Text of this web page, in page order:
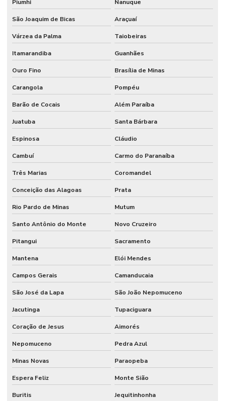
Piumhi Nanuque
São Joaquim de Bicas Araçuaí
Várzea da Palma Taiobeiras
Itamarandiba Guanhães
Ouro Fino Brasília de Minas
Carangola Pompéu
Barão de Cocais Além Paraíba
Juatuba Santa Bárbara
Espinosa Cláudio
Cambuí Carmo do Paranaíba
Três Marias Coromandel
Conceição das Alagoas Prata
Rio Pardo de Minas Mutum
Santo Antônio do Monte Novo Cruzeiro
Pitangui Sacramento
Mantena Elói Mendes
Campos Gerais Camanducaia
São José da Lapa São João Nepomuceno
Jacutinga Tupaciguara
Coração de Jesus Aimorés
Nepomuceno Pedra Azul
Minas Novas Paraopeba
Espera Feliz Monte Sião
Buritis Jequitinhonha